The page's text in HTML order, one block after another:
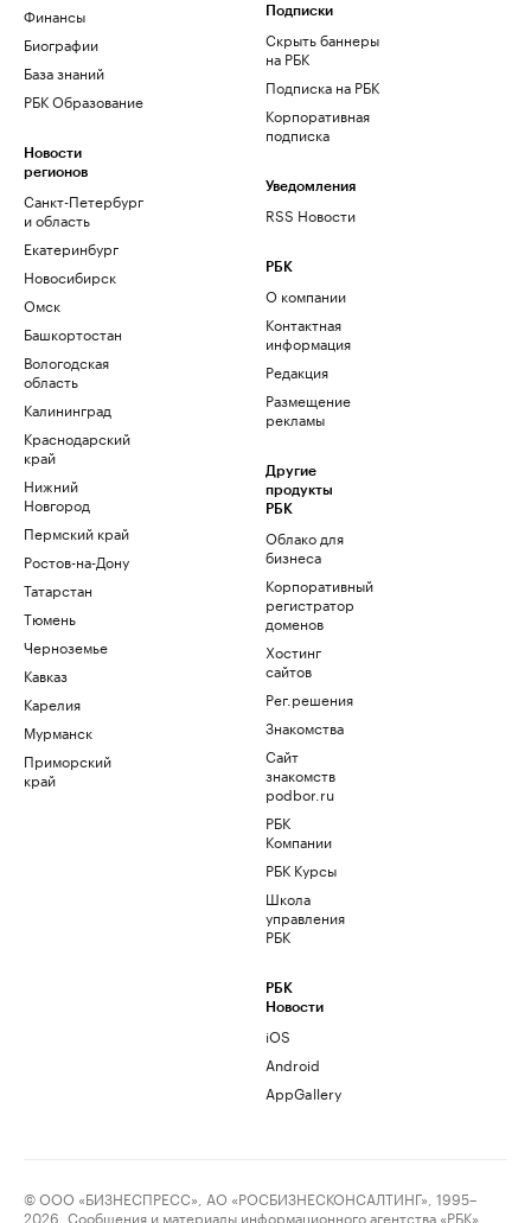
Финансы
Биографии
База знаний
РБК Образование
Новости
регионов
Санкт-Петербург
и область
Екатеринбург
Новосибирск
Омск
Башкортостан
Вологодская
область
Калининград
Краснодарский
край
Нижний
Новгород
Пермский край
Ростов-на-Дону
Татарстан
Тюмень
Черноземье
Кавказ
Карелия
Мурманск
Приморский
край
Подписки
Скрыть баннеры
на РБК
Подписка на РБК
Корпоративная
подписка
Уведомления
RSS Новости
РБК
О компании
Контактная
информация
Редакция
Размещение
рекламы
Другие
продукты
РБК
Облако для
бизнеса
Корпоративный
регистратор
доменов
Хостинг
сайтов
Рег.решения
Знакомства
Сайт
знакомств
podbor.ru
РБК
Компании
РБК Курсы
Школа
управления
РБК
РБК
Новости
iOS
Android
AppGallery
© ООО «БИЗНЕСПРЕСС», АО «РОСБИЗНЕСКОНСАЛТИНГ», 1995–
2026. Сообщения и материалы информационного агентства «РБК»